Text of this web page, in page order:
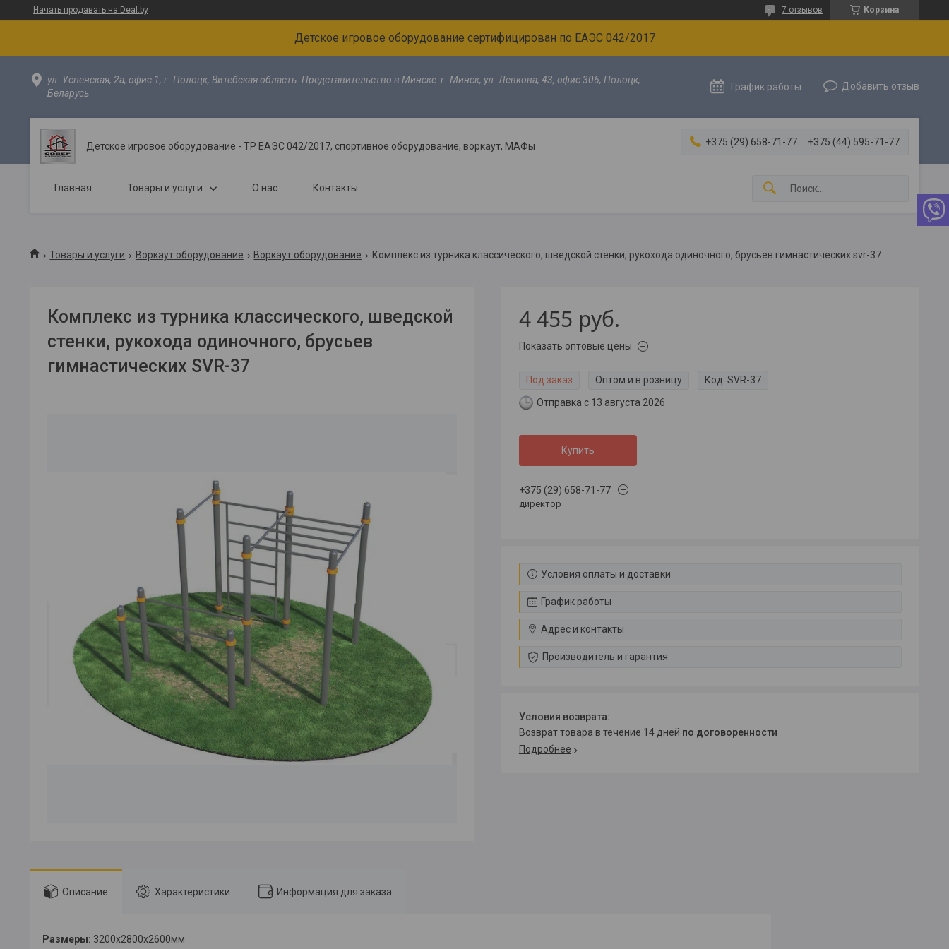
Начать продавать на Deal.by Корзина
7 отзывов
Детское игровое оборудование сертифицирован по ЕАЭС 042/2017
ул. Успенская, 2а, офис 1, г. Полоцк, Витебская область. Представительство в Минске: г. Минск, ул. Левкова, 43, офис 306, Полоцк,
Беларусь
График работы Добавить отзыв
Детское игровое оборудование - ТР ЕАЭС 042/2017, спортивное оборудование, воркаут, МАФы +375 (29) 658-71-77 +375 (44) 595-71-77
Главная Товары и услуги О нас Контакты
Товары и услуги Воркаут оборудование Воркаут оборудование Комплекс из турника классического, шведской стенки, рукохода одиночного, брусьев гимнастических svr-37
Комплекс из турника классического, шведской
стенки, рукохода одиночного, брусьев
гимнастических SVR-37
4 455 руб.
Показать оптовые цены
Под заказ Оптом и в розницу Код: SVR-37
Отправка с 13 августа 2026
Купить
+375 (29) 658-71-77
директор
Условия оплаты и доставки
График работы
Адрес и контакты
Производитель и гарантия
возврат товара в течение 14 дней по договоренности
Подробнее
Описание Характеристики Информация для заказа
Размеры: 3200х2800х2600мм